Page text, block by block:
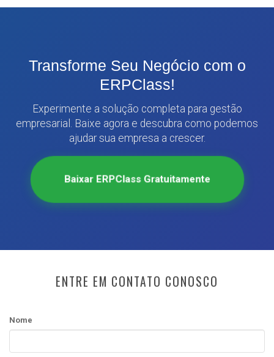
Transforme Seu Negócio com o
ERPClass!
Experimente a solução completa para gestão
empresarial. Baixe agora e descubra como podemos
ajudar sua empresa a crescer.
Baixar ERPClass Gratuitamente
ENTRE EM CONTATO CONOSCO
Nome